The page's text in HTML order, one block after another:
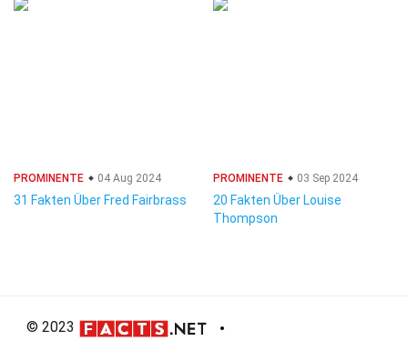
PROMINENTE 04 Aug 2024
31 Fakten Über Fred Fairbrass
PROMINENTE 03 Sep 2024
20 Fakten Über Louise
Thompson
© 2023